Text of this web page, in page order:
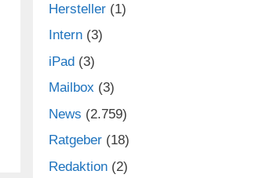
Hersteller (1)
Intern (3)
iPad (3)
Mailbox (3)
News (2.759)
Ratgeber (18)
Redaktion (2)